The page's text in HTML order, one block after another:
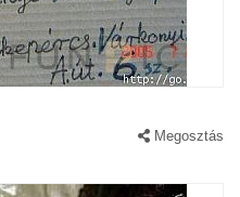
Megosztás